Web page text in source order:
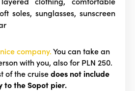
soles, sunglasses, sunscreen
company.You can take an
with you, also for PLN 250.
of the cruisedoes not include
to the Sopot pier.